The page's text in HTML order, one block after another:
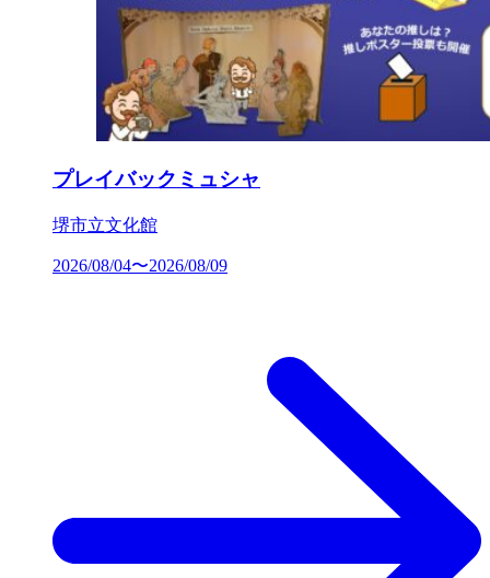
プレイバックミュシャ
堺市立文化館
2026/08/04〜2026/08/09